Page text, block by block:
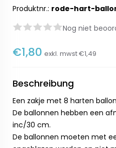
Produktnr.: rode-hart-
Nog niet
€1,80 exkl. mwst€1,49
Beschreibung
Een zakje met 8 harten
De ballonnen hebben een
inc/30 cm.
De ballonnen moeten met